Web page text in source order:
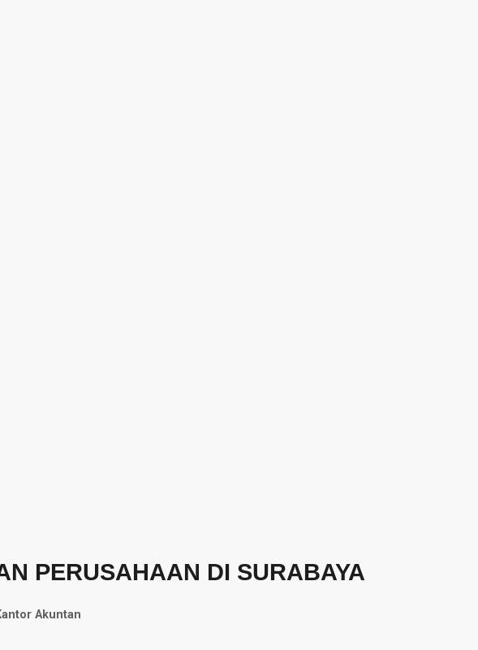
PERUSAHAAN DI SURABAYA
Akuntan